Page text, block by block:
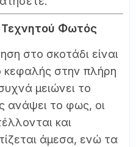
Φωτός
στο σκοτάδι είναι
στην πλήρη
μειώνει το
ανάψει το φως, οι
και
άμεσα, ενώ τα